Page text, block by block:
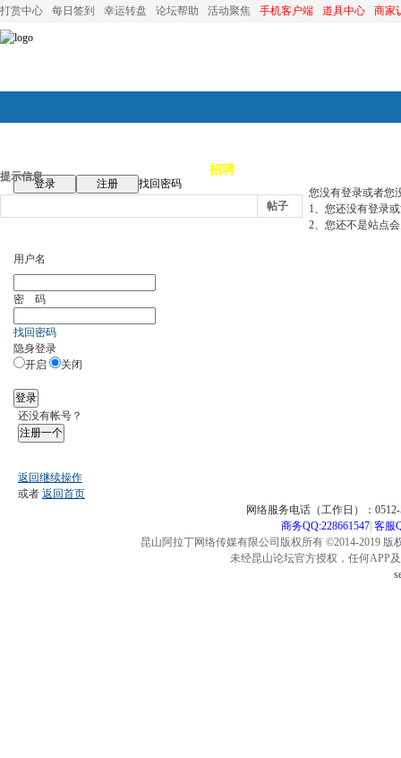
打赏中心 每日签到 幸运转盘 论坛帮助 活动聚焦 手机客户端 道具中心 商家
论坛首页 招聘
登录 注册
找回密码
帖子
提示信息
您没有登录或者您
1、您还没有登录
2、您还不是站点
用户名
密 码
找回密码
隐身登录
开启
关闭
登录
还没有帐号？
注册一个
返回继续操作
或者 返回首页
网络服务电话（工作日）：
商务QQ:228661547| 客服
昆山阿拉丁网络传媒有限公司版权所有 ©2014-2019
未经昆山论坛官方授权，任何APP